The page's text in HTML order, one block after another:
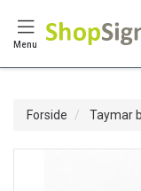
Menu
Forside Taymar